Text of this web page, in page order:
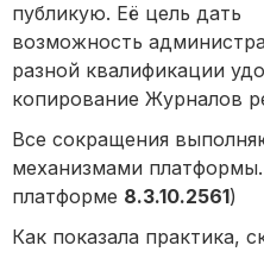
публикую. Её цель дать
возможность
разной квалификации
копирование Журналов
Все сокращения
механизмами
платформе 8.3.10.2561)
Как показала практика,